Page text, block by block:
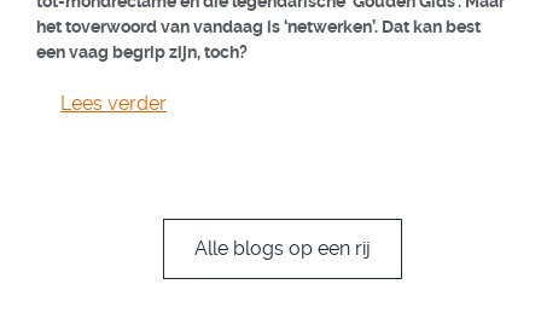
het toverwoord van vandaag is ‘netwerken’. Dat kan best
een vaag begrip zijn, toch?
Lees verder
Alle blogs op een rij